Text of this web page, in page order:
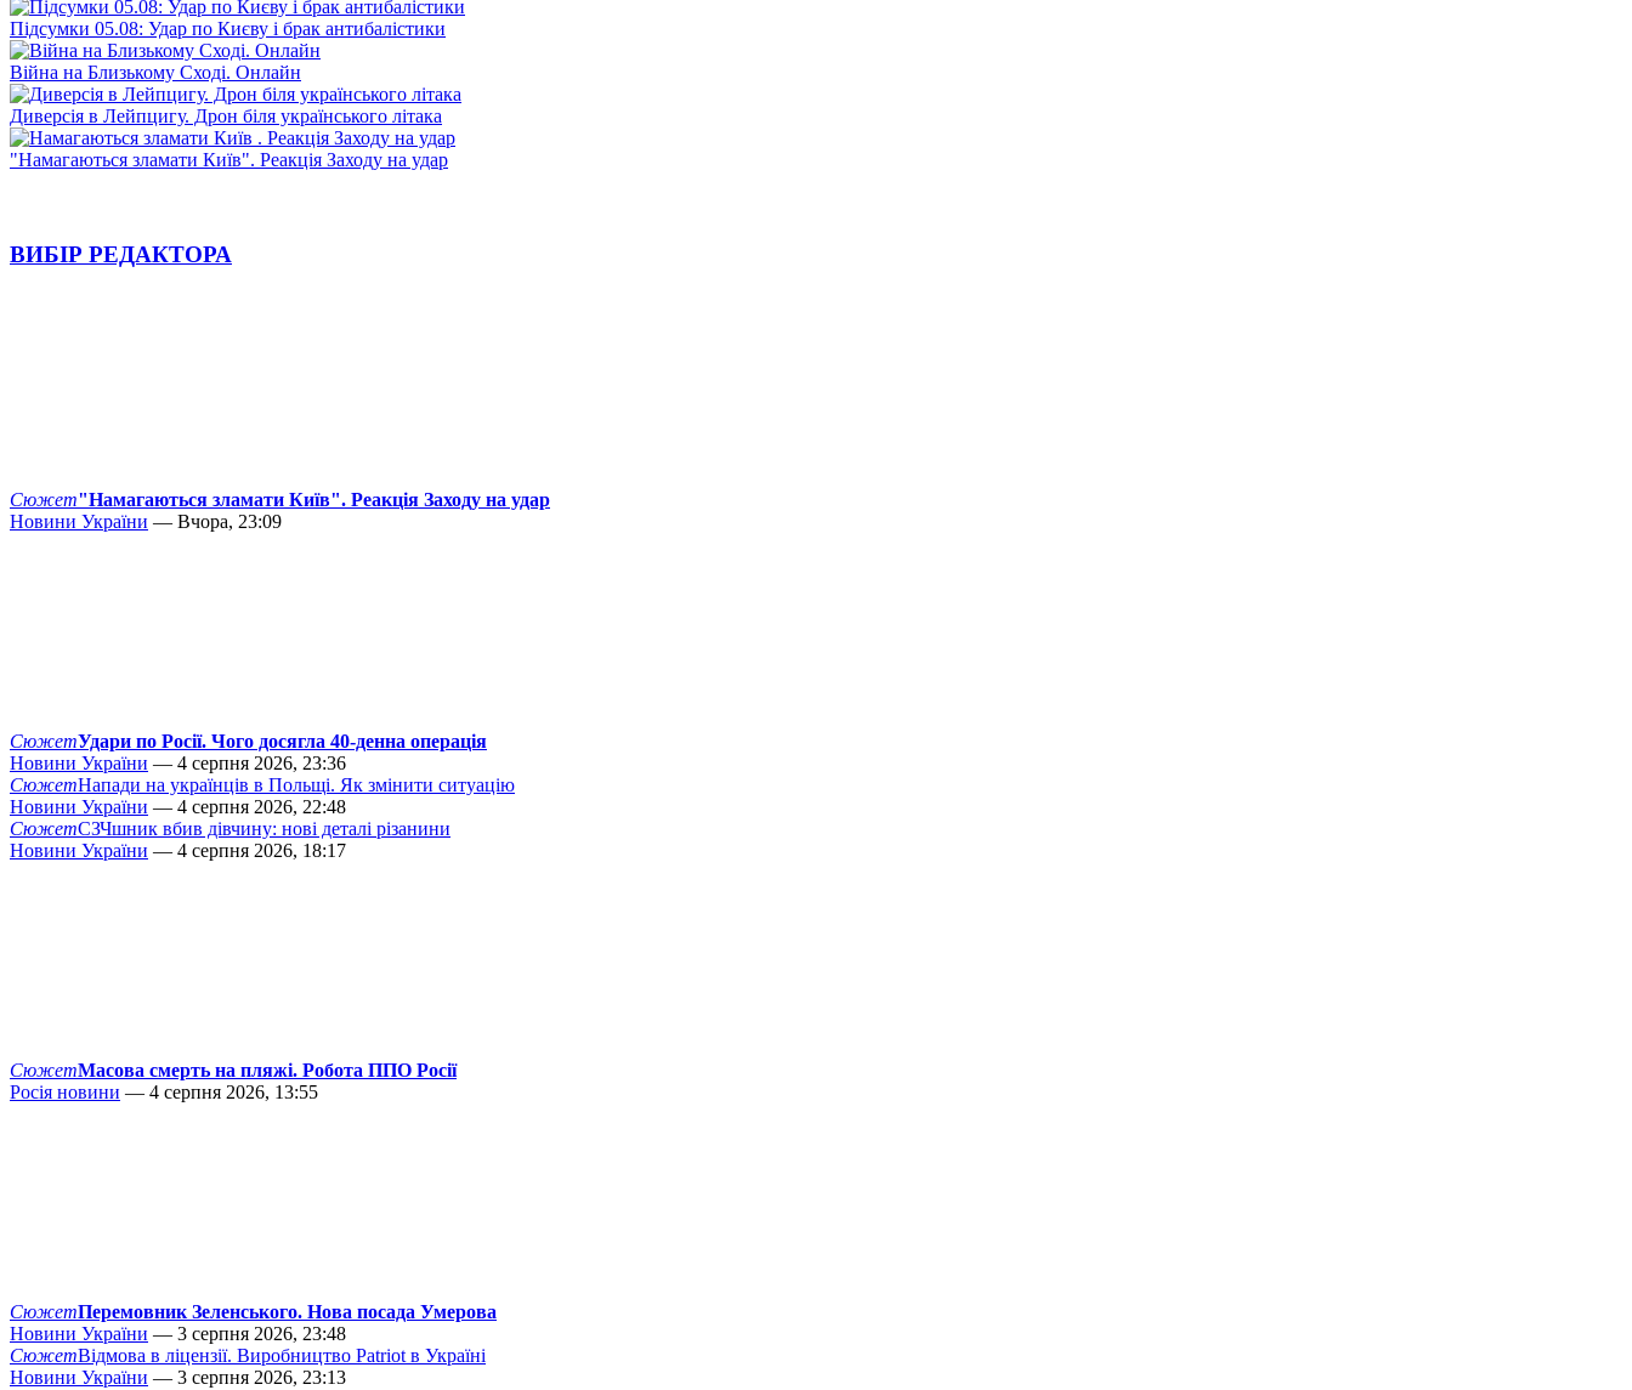
Підсумки 05.08: Удар по Києву і брак антибалістики
Війна на Близькому Сході. Онлайн
Диверсія в Лейпцигу. Дрон біля українського літака
"Намагаються зламати Київ". Реакція Заходу на удар
ВИБІР РЕДАКТОРА
Сюжет"Намагаються зламати Київ". Реакція Заходу на удар
Новини України — Вчора, 23:09
СюжетУдари по Росії. Чого досягла 40-денна операція
Новини України — 4 серпня 2026, 23:36
СюжетНапади на українців в Польщі. Як змінити ситуацію
Новини України — 4 серпня 2026, 22:48
СюжетСЗЧшник вбив дівчину: нові деталі різанини
Новини України — 4 серпня 2026, 18:17
СюжетМасова смерть на пляжі. Робота ППО Росії
Росія новини — 4 серпня 2026, 13:55
СюжетПеремовник Зеленського. Нова посада Умерова
Новини України — 3 серпня 2026, 23:48
СюжетВідмова в ліцензії. Виробництво Patriot в Україні
Новини України — 3 серпня 2026, 23:13